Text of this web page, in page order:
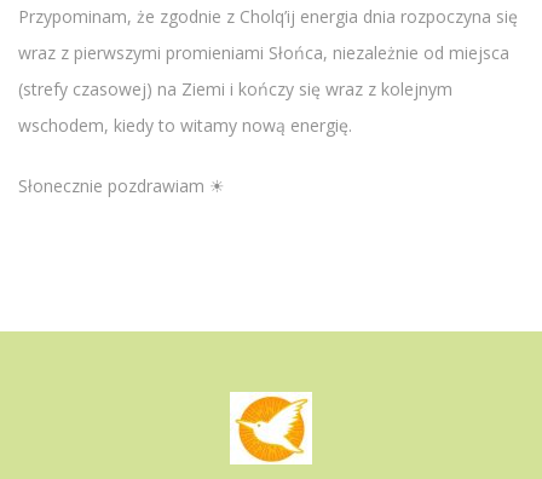
Przypominam, że zgodnie z Cholq’ij energia dnia rozpoczyna się
wraz z pierwszymi promieniami Słońca, niezależnie od miejsca
(strefy czasowej) na Ziemi i kończy się wraz z kolejnym
wschodem, kiedy to witamy nową energię.
Słonecznie pozdrawiam ☀